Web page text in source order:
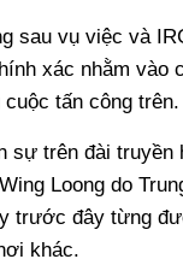
sau vụ việc và
xác nhằm
tấn công trên.
trên đài truyền
Loong do
trước đây từng
khác.